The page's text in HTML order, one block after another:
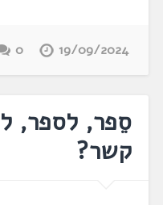
19/09/2024
0
סֵפר, לספר,
קשר?